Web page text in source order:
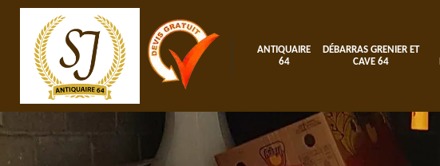
ANTIQUAIRE
64
DÉBARRAS GRENIER ET
CAVE 64